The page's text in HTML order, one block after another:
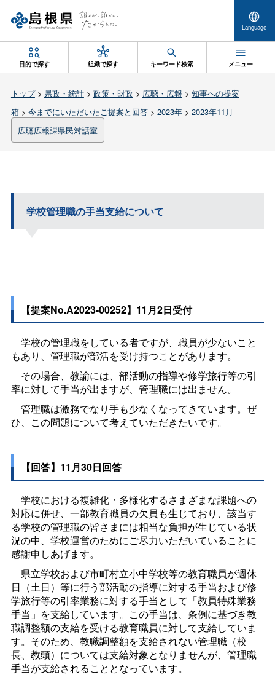
Language
目的で探す 組織で探す キーワード検索 メニュー
トップ> 県政・統計> 政策・財政 > 広聴・広報 > 知事への提案
箱> 今までにいただいたご提案と回答> 2023年> 2023年11月
広聴広報課県民対話室
学校管理職の手当支給について
【提案No.A2023-00252】11月2日受付
学校の管理職をしている者ですが、職員が少ないこと
もあり、管理職が部活を受け持つことがあります。
その場合、教諭には、部活動の指導や修学旅行等の引
率に対して手当が出ますが、管理職には出ません。
管理職は激務でなり手も少なくなってきています。ぜ
ひ、この問題について考えていただきたいです。
【回答】11月30日回答
学校における複雑化・多様化するさまざまな課題への
対応に併せ、一部教育職員の欠員も生じており、該当す
る学校の管理職の皆さまには相当な負担が生じている状
況の中、学校運営のためにご尽力いただいていることに
感謝申しあげます。
県立学校および市町村立小中学校等の教育職員が週休
日（土日）等に行う部活動の指導に対する手当および修
学旅行等の引率業務に対する手当として「教員特殊業務
手当」を支給しています。この手当は、条例に基づき教
職調整額の支給を受ける教育職員に対して支給していま
す。そのため、教職調整額を支給されない管理職（校
長、教頭）については支給対象となりませんが、管理職
手当が支給されることとなっています。